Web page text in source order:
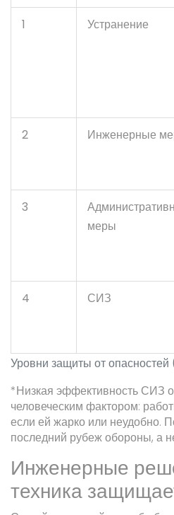
Уровни защиты от
1 Устранение
2 Инженерные
3
меры
4 СИЗ
*Низкая эффективность СИЗ
человеческим фактором:
если ей жарко или неудобно.
последний рубеж обороны, а
Инженерные
техника